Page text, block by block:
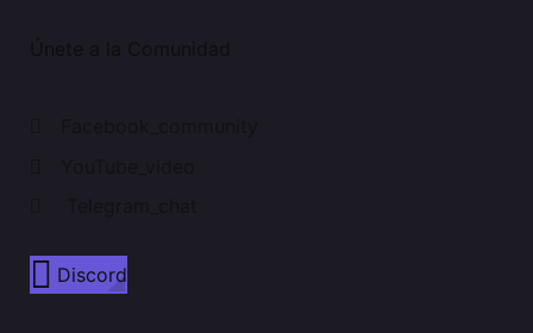
Discord